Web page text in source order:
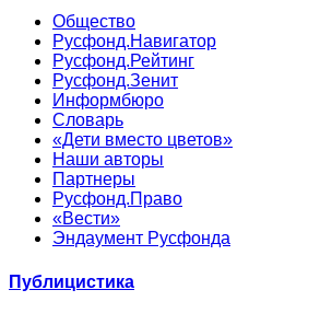
Общество
Русфонд.Навигатор
Русфонд.Рейтинг
Русфонд.Зенит
Информбюро
Словарь
«Дети вместо цветов»
Наши авторы
Партнеры
Русфонд.Право
«Вести»
Эндаумент Русфонда
Публицистика